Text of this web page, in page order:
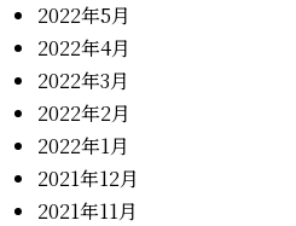
2022年5月
2022年4月
2022年3月
2022年2月
2022年1月
2021年12月
2021年11月